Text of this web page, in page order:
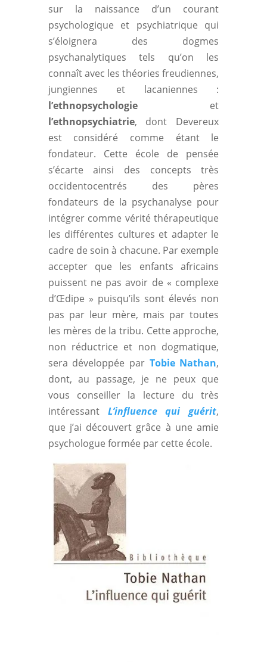
sur la naissance d’un courant
psychologique et psychiatrique qui
s’éloignera des dogmes
psychanalytiques tels qu’on les
connaît avec les théories freudiennes,
jungiennes et lacaniennes :
l’ethnopsychologieet
l’ethnopsychiatrie, dont Devereux
est considéré comme étant le
fondateur. Cette école de pensée
s’écarte ainsi des concepts très
occidentocentrés des pères
fondateurs de la psychanalyse pour
intégrer comme vérité thérapeutique
les différentes cultures et adapter le
cadre de soin à chacune. Par exemple
accepter que les enfants africains
puissent ne pas avoir de « complexe
d’Œdipe » puisqu’ils sont élevés non
pas par leur mère, mais par toutes
les mères de la tribu. Cette approche,
non réductrice et non dogmatique,
sera développée par Tobie Nathan,
dont, au passage, je ne peux que
vous conseiller la lecture du très
intéressant L’influence qui guérit,
que j’ai découvert grâce à une amie
psychologue formée par cette école.